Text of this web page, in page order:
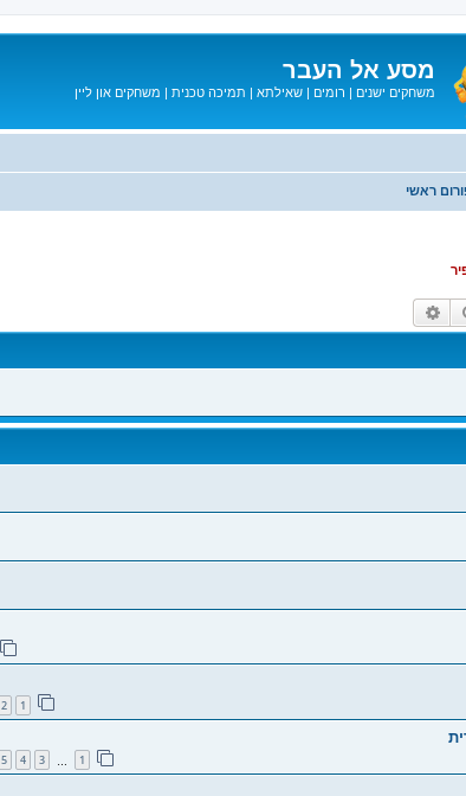
מסע אל העבר
משחקים ישנים | רומים | שאילתא | תמיכה טכנית | משחקים און ליין
ראשי
חיפוש
1
2
1
3
4
5